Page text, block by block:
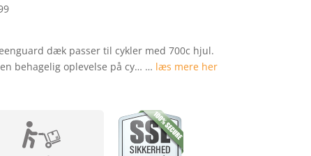
dæk passer til cykler med 700c hjul.
behagelig oplevelse på cy… … læs mere her